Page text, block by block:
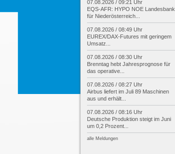
07.08.2026 / 09:21 Uhr
EQS-AFR: HYPO NOE Landesbank
für Niederösterreich...
07.08.2026 / 08:49 Uhr
EUREX/DAX-Futures mit geringem
Umsatz...
07.08.2026 / 08:30 Uhr
Brenntag hebt Jahresprognose für
das operative...
07.08.2026 / 08:27 Uhr
Airbus liefert im Juli 89 Maschinen
aus und erhält...
07.08.2026 / 08:16 Uhr
Deutsche Produktion steigt im Juni
um 0,2 Prozent...
alle Meldungen